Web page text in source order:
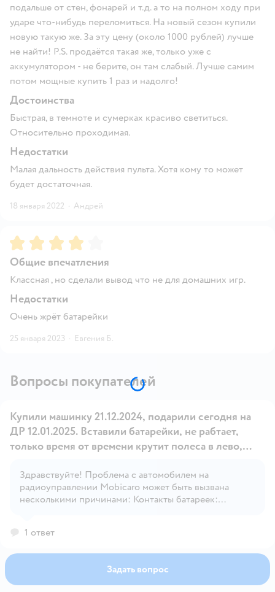
подальше от стен, фонарей и т.д. а то на полном ходу при
ударе что-нибудь переломиться. На новый сезон купили
новую такую же. За эту цену (около 1000 рублей) лучше
не найти! P.S. продаётся такая же, только уже с
аккумулятором - не берите, он там слабый. Лучше самим
потом мощные купить 1 раз и надолго!
Достоинства
Быстрая, в темноте и сумерках красиво светиться.
Относительно проходимая.
Недостатки
Малая дальность действия пульта. Хотя кому то может
будет достаточная.
18 января 2022 · Андрей
Рейтинг:4
Общие впечатления
Классная , но сделали вывод что не для домашних игр.
Недостатки
Очень жрёт батарейки
25 января 2023 · Евгения Б.
Вопросы покупателей
Открыть вопрос
Купили машинку 21.12.2024, подарили сегодня на
ДР 12.01.2025. Вставили батарейки, не рабтает,
только время от времени крутит полеса в лево,
чем может быть причина? (Батарейки дюрасель)
Здравствуйте! Проблема с автомобилем на
радиоуправлении Mobicaro может быть вызвана
несколькими причинами: Контакты батареек:
вызывать проблемы с питанием. Пульт управления:
Проверьте, нет ли повреждений проводов или
моторов. Иногда провода могут быть повреждены
1 ответ
Задать вопрос